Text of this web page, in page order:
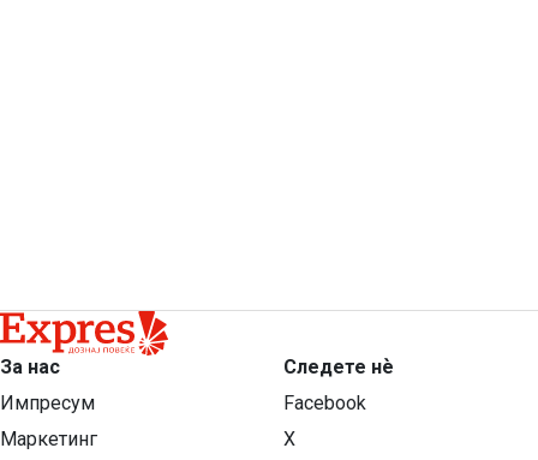
За нас
Импресум
Маркетинг
Следете нѐ
Facebook
X